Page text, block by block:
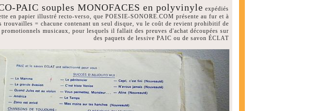
PAIC souples MONOFACES en polyvinyle expédiés
en papier illustré recto-verso, que POESIE-SONORE.COM présente au fur et à
trouvailles = chacune contenant un seul disque, vu le coût de revient prohibitif de
promotionnels musicaux, pour lesquels il fallait des preuves d'achat découpées sur
des paquets de lessive PAIC ou de savon ÉCLAT